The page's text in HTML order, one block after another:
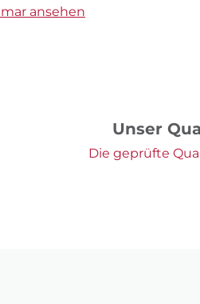
ansehen
Unser
Die geprüfte